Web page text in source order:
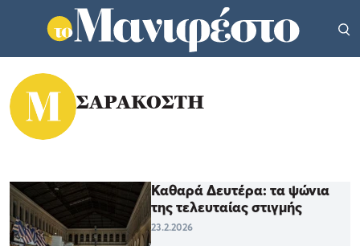
ΣΑΡΑΚΟΣΤΗ
Καθαρά Δευτέρα: τα ψώνια
της τελευταίας στιγμής
23.2.2026